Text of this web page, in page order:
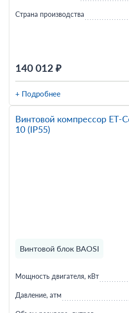
140 012 ₽
Страна производства
+ Подробнее
Винтовой компрессор ET-
10 (IP55)
Винтовой блок BAOSI
Мощность двигателя, кВт
Давление, атм